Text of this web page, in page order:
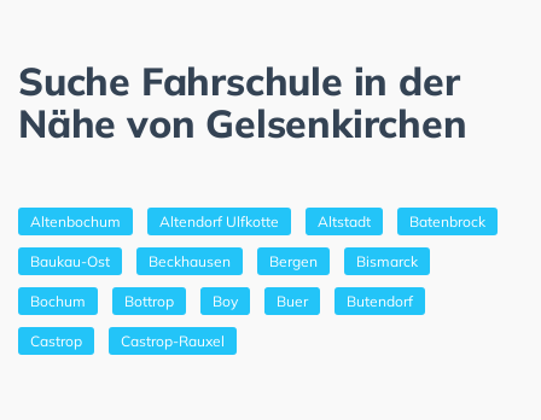
Suche Fahrschule in der
Nähe von Gelsenkirchen
Altenbochum Altendorf Ulfkotte Altstadt Batenbrock
Baukau-Ost Beckhausen Bergen Bismarck
Bochum Bottrop Boy Buer Butendorf
Castrop Castrop-Rauxel